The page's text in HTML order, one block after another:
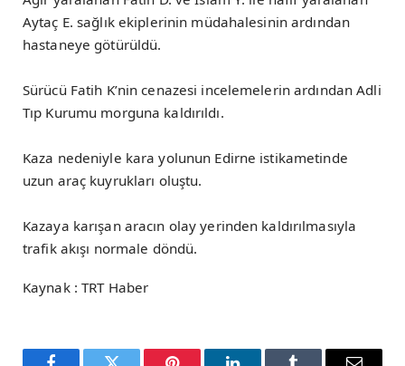
Aytaç E. sağlık ekiplerinin müdahalesinin ardından
hastaneye götürüldü.
Sürücü Fatih K’nin cenazesi incelemelerin ardından Adli
Tıp Kurumu morguna kaldırıldı.
Kaza nedeniyle kara yolunun Edirne istikametinde
uzun araç kuyrukları oluştu.
Kazaya karışan aracın olay yerinden kaldırılmasıyla
trafik akışı normale döndü.
Kaynak : TRT Haber